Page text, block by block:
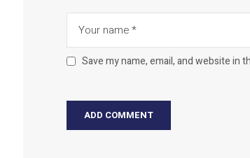
Save my name, email, and website in